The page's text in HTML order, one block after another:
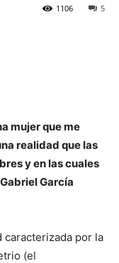
5
1106
mujer que me
realidad que las
y en las cuales
García
caracterizada por la
(el